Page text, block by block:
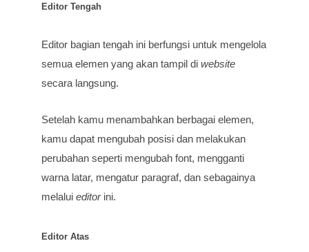
Editor Tengah
Editor bagian tengah ini berfungsi untuk mengelola
semua elemen yang akan tampil diwebsite
secara langsung.
Setelah kamu menambahkan berbagai elemen,
kamu dapat mengubah posisi dan melakukan
perubahan seperti mengubah font, mengganti
warna latar, mengatur paragraf, dan sebagainya
melaluieditorini.
Editor Atas